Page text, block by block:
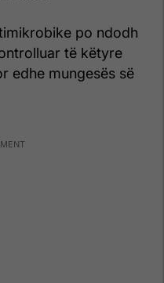
po ndodh
të këtyre
edhe mungesës së